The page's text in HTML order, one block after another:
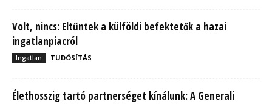
Volt, nincs: Eltűntek a külföldi befektetők a hazai
ingatlanpiacról
Ingatlan TUDÓSÍTÁS
Élethosszig tartó partnerséget kínálunk: A Generali